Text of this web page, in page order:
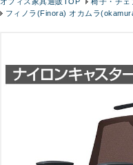
フィノラ(Finora) オカムラ